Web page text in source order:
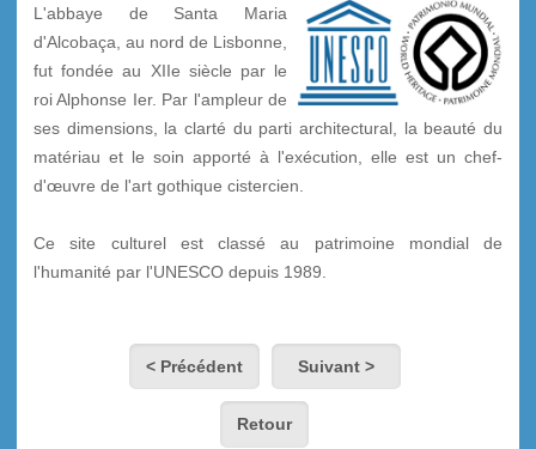
L'abbaye de Santa Maria
d'Alcobaça, au nord de Lisbonne,
fut fondée au XIIe siècle par le
roi Alphonse Ier. Par l'ampleur de
ses dimensions, la clarté du parti architectural, la beauté du
matériau et le soin apporté à l'exécution, elle est un chef-
d'œuvre de l'art gothique cistercien.
Ce site culturel est classé au patrimoine mondial de
l'humanité par l'UNESCO depuis 1989.
< Précédent Suivant >
Retour